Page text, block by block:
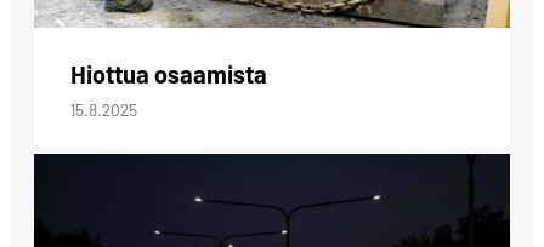
Hiottua osaamista
15.8.2025